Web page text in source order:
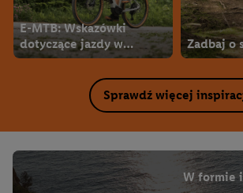
E-MTB: Wskazówki
dotyczące jazdy w
terenie
Zadbaj o
Sprawdź więcej
W formie